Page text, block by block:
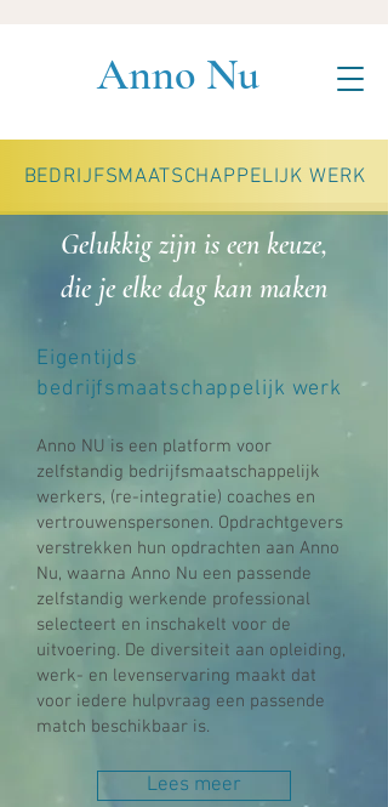
Anno Nu
BEDRIJFSMAATSCHAPPELIJK WERK
Gelukkig zijn is een keuze,
die je elke dag kan maken
Eigentijds
bedrijfsmaatschappelijk werk
​Anno NU is een platform voor
zelfstandig bedrijfsmaatschappelijk
werkers, (re-integratie) coaches en
vertrouwenspersonen. Opdrachtgevers
verstrekken hun opdrachten aan Anno
Nu, waarna Anno Nu een passende
zelfstandig werkende professional
selecteert en inschakelt voor de
uitvoering. De diversiteit aan opleiding,
werk- en levenservaring maakt dat
voor iedere hulpvraag een passende
match beschikbaar is.
Lees meer